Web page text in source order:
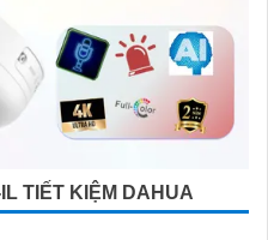
TIẾT KIỆM DAHUA